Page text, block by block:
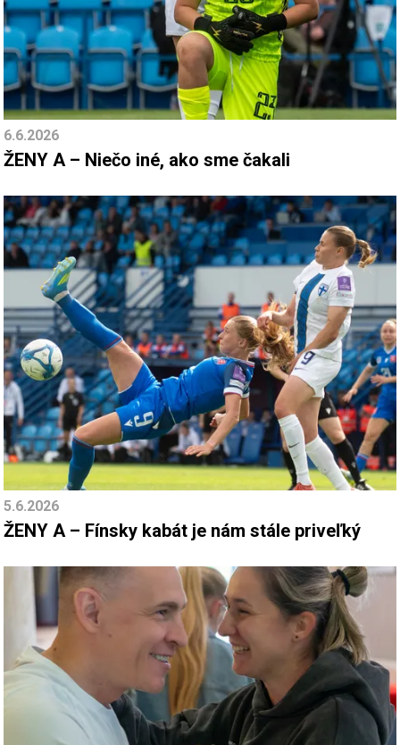
6.6.2026
ŽENY A – Niečo iné, ako sme čakali
5.6.2026
ŽENY A – Fínsky kabát je nám stále priveľký